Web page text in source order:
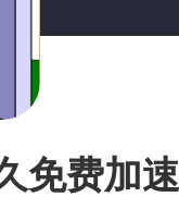
免费加速